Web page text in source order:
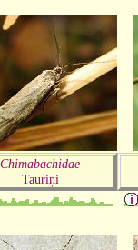
Chimabachidae
Tauriņi